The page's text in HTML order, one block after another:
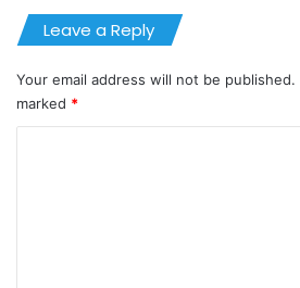
Leave a Reply
Your email address will not be published.
marked *